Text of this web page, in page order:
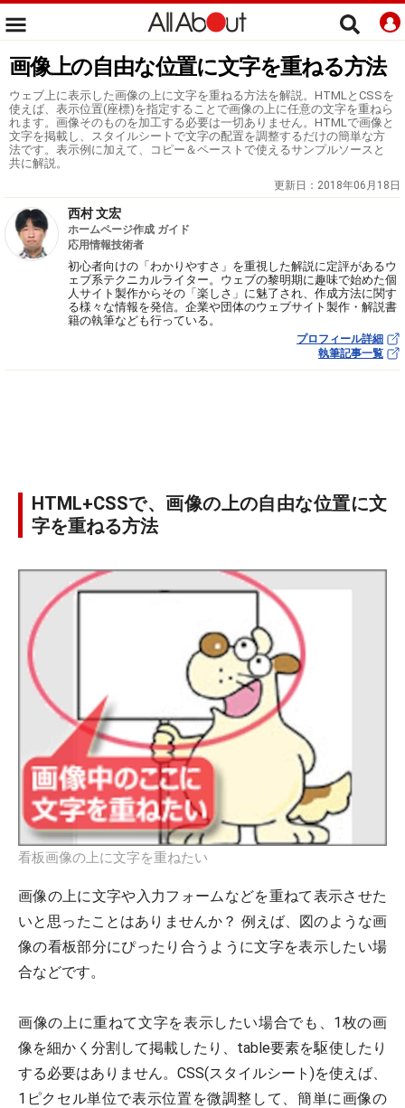
画像上の自由な位置に文字を重ねる方法
ウェブ上に表示した画像の上に文字を重ねる方法を解説。HTMLとCSSを
使えば、表示位置(座標)を指定することで画像の上に任意の文字を重ねら
れます。画像そのものを加工する必要は一切ありません。HTMLで画像と
文字を掲載し、スタイルシートで文字の配置を調整するだけの簡単な方
法です。表示例に加えて、コピー＆ペーストで使えるサンプルソースと
共に解説。
更新日： 2018年06月18日
西村 文宏
ホームページ作成 ガイド
応用情報技術者
初心者向けの「わかりやすさ」を重視した解説に定評があるウ
ェブ系テクニカルライター。ウェブの黎明期に趣味で始めた個
人サイト製作からその「楽しさ」に魅了され、作成方法に関す
る様々な情報を発信。企業や団体のウェブサイト製作・解説書
籍の執筆なども行っている。
プロフィール詳細
執筆記事一覧
HTML+CSSで、画像の上の自由な位置に文
字を重ねる方法
看板画像の上に文字を重ねたい
画像の上に文字や入力フォームなどを重ねて表示させた
いと思ったことはありませんか？ 例えば、図のような画
像の看板部分にぴったり合うように文字を表示したい場
合などです。
画像の上に重ねて文字を表示したい場合でも、1枚の画
像を細かく分割して掲載したり、table要素を駆使したり
する必要はありません。CSS(スタイルシート)を使えば、
1ピクセル単位で表示位置を微調整して、簡単に画像の